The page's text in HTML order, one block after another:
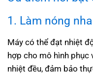
1. Làm nóng
Máy có thể đạt nhiệt
hợp cho mô hình phục
nhiệt đều, đảm bảo